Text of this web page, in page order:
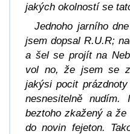
jakých okolností se
Jednoho jarního
jsem dopsal R.U.R;
a šel se projít na
vol no, že jsem se
jakýsi pocit
nesnesitelně
beztoho zkažený a
do novin fejeton.